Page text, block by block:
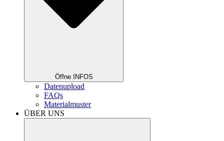
Öffne INFOS
Datenupload
FAQs
Materialmuster
ÜBER UNS